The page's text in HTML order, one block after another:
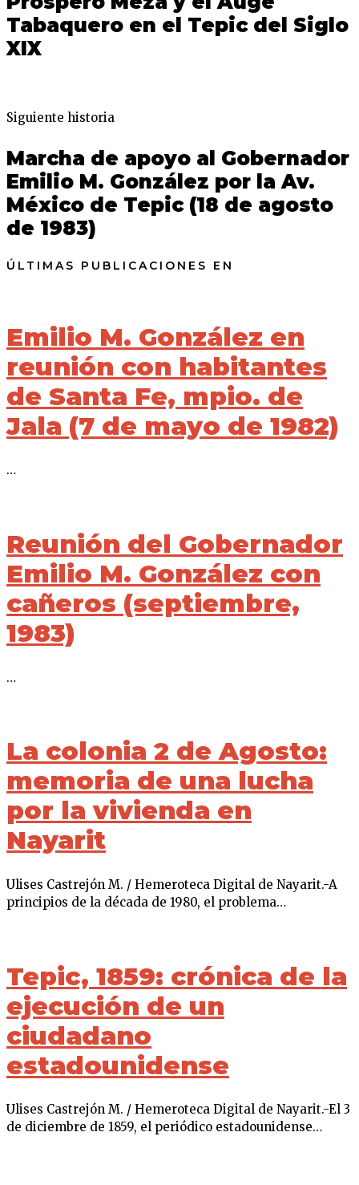
Tabaquero en el Tepic del Siglo
XIX
Siguiente historia
Marcha de apoyo al Gobernador
Emilio M. González por la Av.
México de Tepic (18 de agosto
de 1983)
ÚLTIMAS PUBLICACIONES EN
Emilio M. González en
reunión con habitantes
de Santa Fe, mpio. de
Jala (7 de mayo de 1982)
…
Reunión del Gobernador
Emilio M. González con
cañeros (septiembre,
1983)
…
La colonia 2 de Agosto:
memoria de una lucha
por la vivienda en
Nayarit
Ulises Castrejón M. / Hemeroteca Digital de Nayarit.-A
principios de la década de 1980, el problema…
Tepic, 1859: crónica de la
ejecución de un
ciudadano
estadounidense
Ulises Castrejón M. / Hemeroteca Digital de Nayarit.-El 3
de diciembre de 1859, el periódico estadounidense…